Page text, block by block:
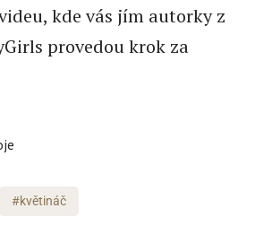
kde vás jím autorky z
provedou krok za
#květináč